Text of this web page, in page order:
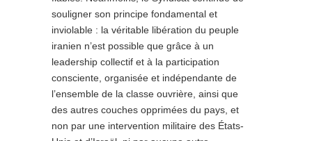
souligner son principe fondamental et
inviolable : la véritable libération du peuple
iranien n’est possible que grâce à un
leadership collectif et à la participation
consciente, organisée et indépendante de
l’ensemble de la classe ouvrière, ainsi que
des autres couches opprimées du pays, et
non par une intervention militaire des États-